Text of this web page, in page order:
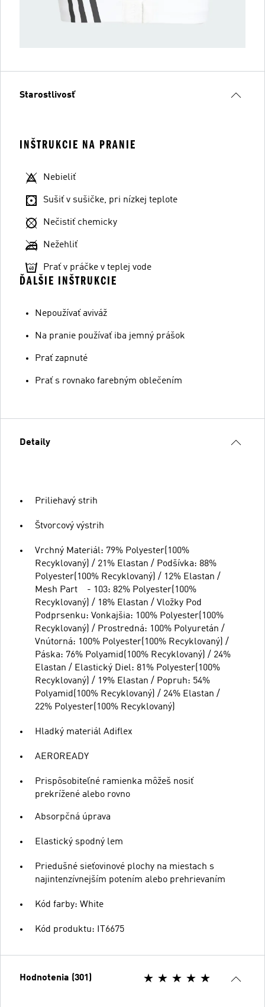
Starostlivosť
INŠTRUKCIE NA PRANIE
Nebieliť
Sušiť v sušičke, pri nízkej teplote
Nečistiť chemicky
Nežehliť
Prať v práčke v teplej vode
ĎALŠIE INŠTRUKCIE
Nepoužívať aviváž
Na pranie používať iba jemný prášok
Prať zapnuté
Prať s rovnako farebným oblečením
Detaily
Priliehavý strih
Štvorcový výstrih
Vrchný Materiál: 79% Polyester(100%
Recyklovaný) / 21% Elastan / Podšívka: 88%
Polyester(100% Recyklovaný) / 12% Elastan /
Mesh Part - 103: 82% Polyester(100%
Recyklovaný) / 18% Elastan / Vložky Pod
Podprsenku: Vonkajšia: 100% Polyester(100%
Recyklovaný) / Prostredná: 100% Polyuretán /
Vnútorná: 100% Polyester(100% Recyklovaný) /
Páska: 76% Polyamid(100% Recyklovaný) / 24%
Elastan / Elastický Diel: 81% Polyester(100%
Recyklovaný) / 19% Elastan / Popruh: 54%
Polyamid(100% Recyklovaný) / 24% Elastan /
22% Polyester(100% Recyklovaný)
Hladký materiál Adiflex
AEROREADY
Prispôsobiteľné ramienka môžeš nosiť
prekrížené alebo rovno
Absorpčná úprava
Elastický spodný lem
Priedušné sieťovinové plochy na miestach s
najintenzívnejším potením alebo prehrievaním
Kód farby: White
Kód produktu: IT6675
Hodnotenia (301)